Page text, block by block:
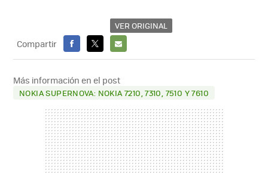
VER ORIGINAL
Compartir
FACEBOOK
X
E-
MAIL
Más información en el post
NOKIA SUPERNOVA: NOKIA 7210, 7310, 7510 Y 7610